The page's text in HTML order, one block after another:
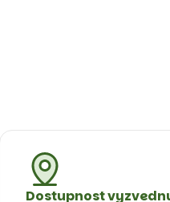
Dostupnost